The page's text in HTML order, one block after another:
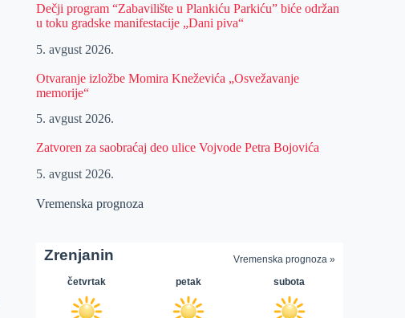
Dečji program “Zabavilište u Plankiću Parkiću” biće održan
u toku gradske manifestacije „Dani piva“
5. avgust 2026.
Otvaranje izložbe Momira Kneževića „Osvežavanje
memorije“
5. avgust 2026.
Zatvoren za saobraćaj deo ulice Vojvode Petra Bojovića
5. avgust 2026.
Vremenska prognoza